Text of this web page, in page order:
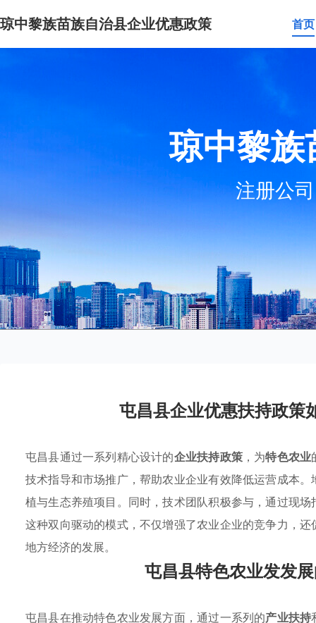
琼中黎族苗族自治县企业优惠政策 首页
琼中黎
注册公
屯昌县企业优惠扶持政策
屯昌县通过一系列精心设计的企业扶持政策，为特色农业
技术指导和市场推广，帮助农业企业有效降低运营成本
植与生态养殖项目。同时，技术团队积极参与，通过现
这种双向驱动的模式，不仅增强了农业企业的竞争力，
地方经济的发展。
屯昌县特色农业发发
屯昌县在推动特色农业发展方面，通过一系列的产业扶持